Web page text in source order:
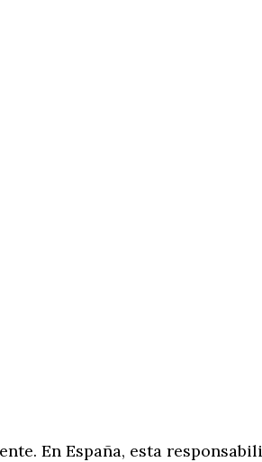
En España, esta